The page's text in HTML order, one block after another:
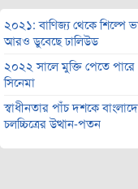
২০২১: বাণিজ্য থেকে শিল্পে
আরও ডুবেছে ঢালিউড
২০২২ সালে মুক্তি পেতে
সিনেমা
স্বাধীনতার পাঁচ দশকে
চলচ্চিত্রের উত্থান-পতন